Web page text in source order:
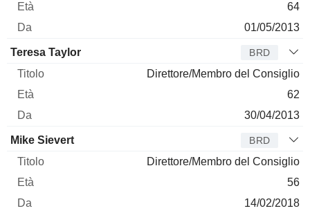
64
01/05/2013
Teresa Taylor BRD
Direttore/Membro del Consiglio
62
30/04/2013
Mike Sievert BRD
Direttore/Membro del Consiglio
56
14/02/2018